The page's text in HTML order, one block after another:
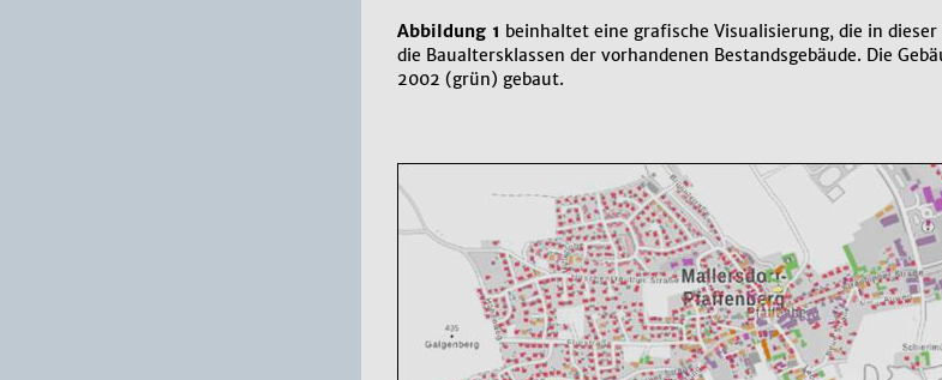
Abbildung 1 beinhaltet eine grafische Visualisierung, die in
die Baualtersklassen der vorhandenen Bestandsgebäude. Die
2002 (grün) gebaut.